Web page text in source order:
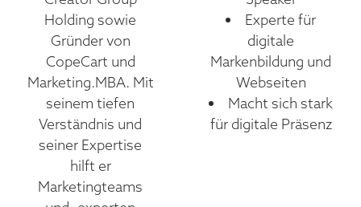
Holding sowie
Gründer von
CopeCart und
Marketing.MBA. Mit
seinem tiefen
Verständnis und
seiner Expertise
hilft er
Marketingteams
Experte für
digitale
Markenbildung und
Webseiten
Macht sich stark
für digitale Präsenz